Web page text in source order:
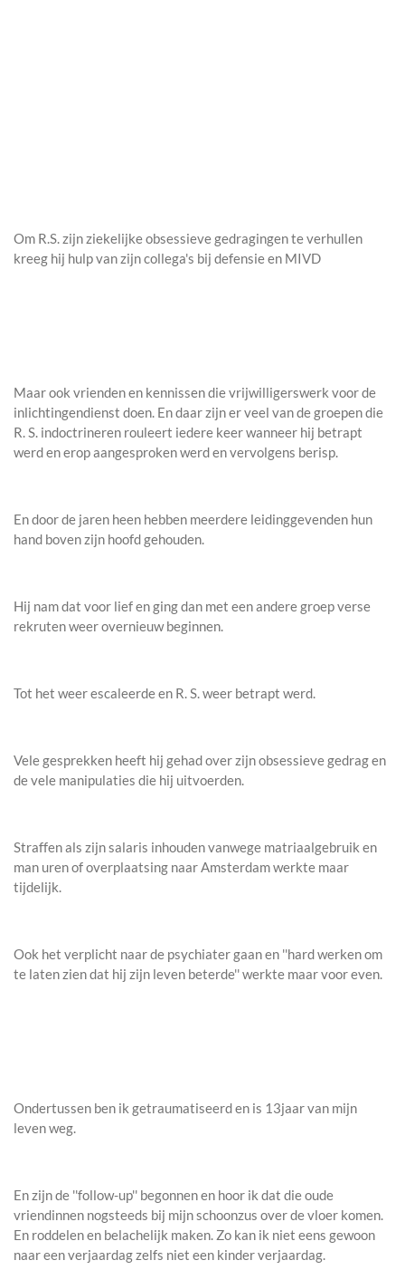
Om R.S. zijn ziekelijke obsessieve gedragingen te verhullen
kreeg hij hulp van zijn collega's bij defensie en MIVD
Maar ook vrienden en kennissen die vrijwilligerswerk voor de
inlichtingendienst doen. En daar zijn er veel van de groepen die
R. S. indoctrineren rouleert iedere keer wanneer hij betrapt
werd en erop aangesproken werd en vervolgens berisp.
En door de jaren heen hebben meerdere leidinggevenden hun
hand boven zijn hoofd gehouden.
Hij nam dat voor lief en ging dan met een andere groep verse
rekruten weer overnieuw beginnen.
Tot het weer escaleerde en R. S. weer betrapt werd.
Vele gesprekken heeft hij gehad over zijn obsessieve gedrag en
de vele manipulaties die hij uitvoerden.
Straffen als zijn salaris inhouden vanwege matriaalgebruik en
man uren of overplaatsing naar Amsterdam werkte maar
tijdelijk.
Ook het verplicht naar de psychiater gaan en ''hard werken om
te laten zien dat hij zijn leven beterde'' werkte maar voor even.
Ondertussen ben ik getraumatiseerd en is 13jaar van mijn
leven weg.
En zijn de ''follow-up'' begonnen en hoor ik dat die oude
vriendinnen nogsteeds bij mijn schoonzus over de vloer komen.
En roddelen en belachelijk maken. Zo kan ik niet eens gewoon
naar een verjaardag zelfs niet een kinder verjaardag.